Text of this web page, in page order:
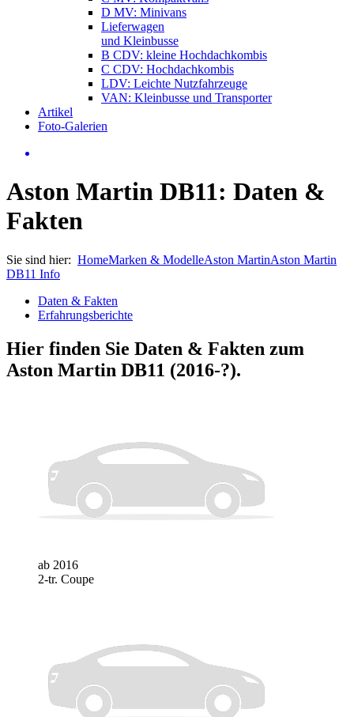
D MV: Minivans
Lieferwagen
und Kleinbusse
B CDV: kleine Hochdachkombis
C CDV: Hochdachkombis
LDV: Leichte Nutzfahrzeuge
VAN: Kleinbusse und Transporter
Artikel
Foto-Galerien
Aston Martin DB11: Daten &
Fakten
Sie sind hier: HomeMarken & ModelleAston MartinAston Martin
DB11 Info
Daten & Fakten
Erfahrungsberichte
Hier finden Sie Daten & Fakten zum
Aston Martin DB11 (2016-?).
ab 2016
2-tr. Coupe